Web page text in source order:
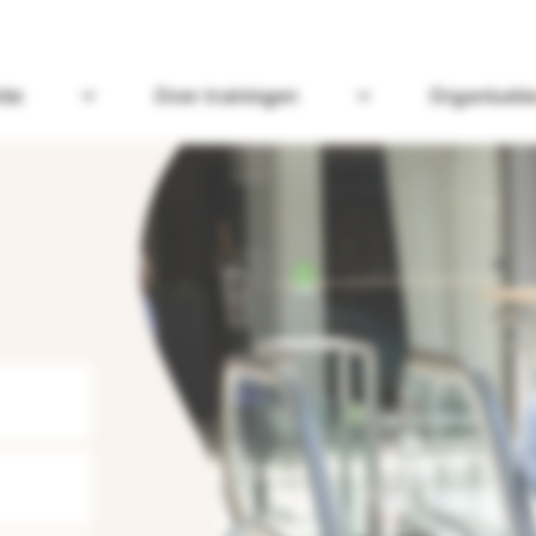
Open Omgaan met dementie
Over trainingen Open Over